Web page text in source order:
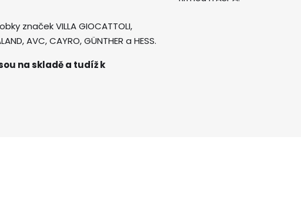
značek VILLA GIOCATTOLI,
AVC, CAYRO, GÜNTHER a HESS.
na skladě a tudíž k